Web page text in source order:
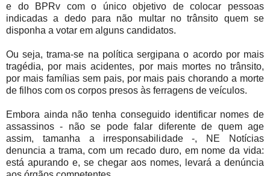
e do BPRv com o único objetivo de colocar pessoas
indicadas a dedo para não multar no trânsito quem se
disponha a votar em alguns candidatos.
Ou seja, trama-se na política sergipana o acordo por mais
tragédia, por mais acidentes, por mais mortes no trânsito,
por mais famílias sem pais, por mais pais chorando a morte
de filhos com os corpos presos às ferragens de veículos.
Embora ainda não tenha conseguido identificar nomes de
assassinos - não se pode falar diferente de quem age
assim, tamanha a irresponsabilidade -, NE Notícias
denuncia a trama, com um recado duro, em nome da vida:
está apurando e, se chegar aos nomes, levará a denúncia